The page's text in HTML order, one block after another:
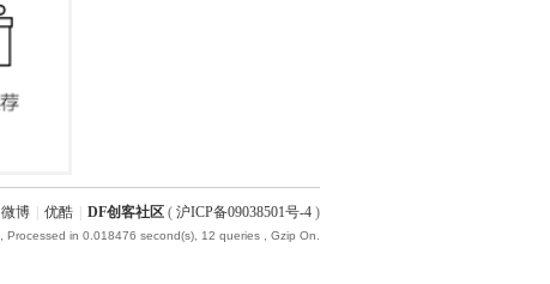
微博 优酷 DF创客社区 ( 沪ICP备09038501号-4 )
, Processed in 0.018476 second(s), 12 queries , Gzip On.